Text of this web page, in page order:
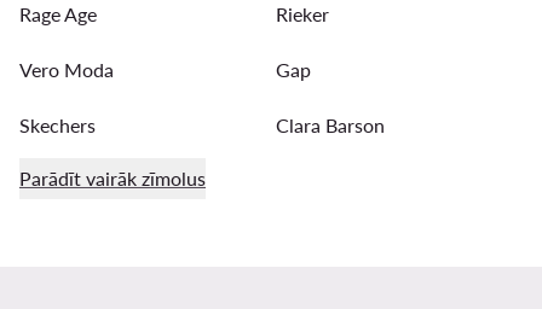
Rage Age Rieker
Vero Moda Gap
Skechers Clara Barson
Parādīt vairāk zīmolus